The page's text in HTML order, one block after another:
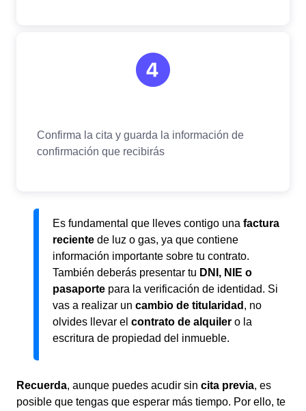
Es fundamental que lleves contigo una factura
reciente de luz o gas, ya que contiene
información importante sobre tu contrato.
También deberás presentar tu DNI, NIE o
pasaporte para la verificación de identidad. Si
vas a realizar un cambio de titularidad , no
olvides llevar el contrato de alquiler o la
escritura de propiedad del inmueble.
Recuerda, aunque puedes acudir sin cita previa, es
posible que tengas que esperar más tiempo. Por ello, te